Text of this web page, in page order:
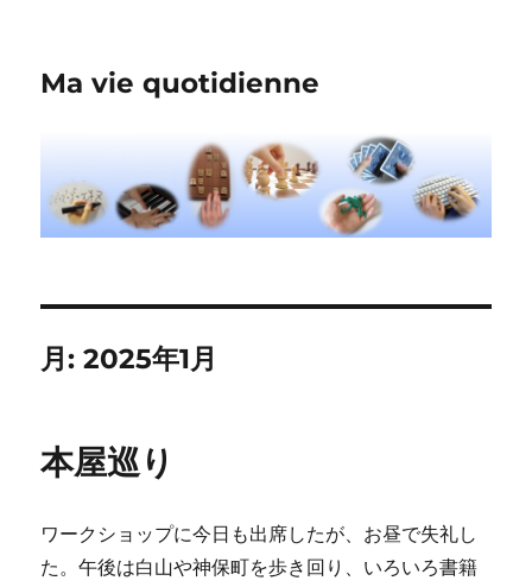
Ma vie quotidienne
月:2025年1月
本屋巡り
ワークショップに今日も出席したが、お昼で失礼し
た。午後は白山や神保町を歩き回り、いろいろ書籍